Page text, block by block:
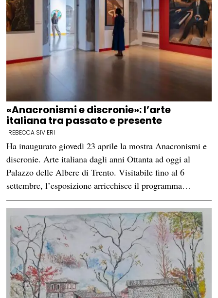
«Anacronismi e discronie»: l’arte
italiana tra passato e presente
REBECCA SIVIERI
Ha inaugurato giovedì 23 aprile la mostra Anacronismi e
discronie. Arte italiana dagli anni Ottanta ad oggi al
Palazzo delle Albere di Trento. Visitabile fino al 6
settembre, l’esposizione arricchisce il programma…